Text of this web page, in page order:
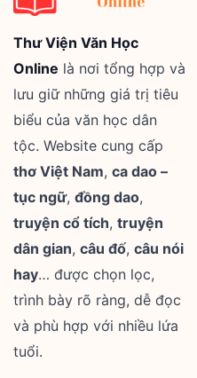
Thư Viện Văn Học
Online là nơi tổng hợp và
lưu giữ những giá trị tiêu
biểu của văn học dân
tộc. Website cung cấp
thơ Việt Nam, ca dao –
tục ngữ, đồng dao,
truyện cổ tích, truyện
dân gian, câu đố, câu nói
hay… được chọn lọc,
trình bày rõ ràng, dễ đọc
và phù hợp với nhiều lứa
tuổi.